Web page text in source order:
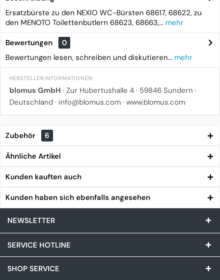
Ersatzbürste zu den NEXIO WC-Bürsten 68617, 68622, zu
den MENOTO Toilettenbutlern 68623, 68663,... mehr
Bewertungen
0
Bewertungen lesen, schreiben und diskutieren... mehr
HERSTELLERINFORMATIONEN
blomus GmbH · Zur Hubertushalle 4 · 59846 Sundern ·
Deutschland · info@blomus.com · www.blomus.com
Zubehör 6
Ähnliche Artikel
Kunden kauften auch
Kunden haben sich ebenfalls angesehen
NEWSLETTER
SERVICE HOTLINE
SHOP SERVICE